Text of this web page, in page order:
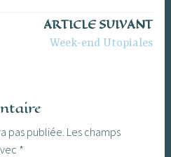
ARTICLE SUIVANT
Week-end Utopiales
pas publiée. Les champs
*